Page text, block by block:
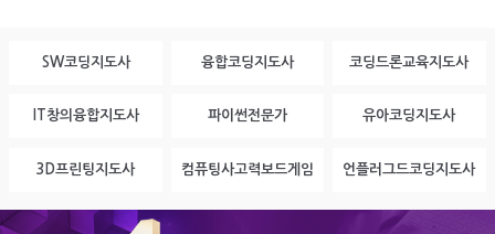
SW코딩지도사 융합코딩지도사 코딩드론교육지도사
IT창의융합지도사 파이썬전문가 유아코딩지도사
3D프린팅지도사 컴퓨팅사고력보드게임 언플러그드코딩지도사